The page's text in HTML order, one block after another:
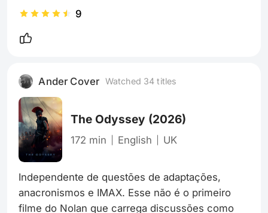
duradoura em ruínas. É muito divertido quando
Filmaço! Fui assistir sem saber absolutamente
9
Ander Cover Watched 34 titles
The Odyssey (2026)
172 min English UK
Independente de questões de adaptações,
anacronismos e IMAX. Esse não é o primeiro
filme do Nolan que carrega discussões como